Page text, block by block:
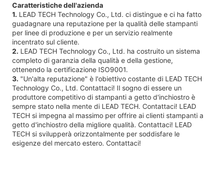
Caratteristiche dell'azienda
1. LEAD TECH Technology Co., Ltd. ci distingue e ci ha fatto
guadagnare una reputazione per la qualità delle stampanti
per linee di produzione e per un servizio realmente
incentrato sul cliente.
2. LEAD TECH Technology Co., Ltd. ha costruito un sistema
completo di garanzia della qualità e della gestione,
ottenendo la certificazione ISO9001.
3. "Un'alta reputazione" è l'obiettivo costante di LEAD TECH
Technology Co., Ltd. Contattaci! Il sogno di essere un
produttore competitivo di stampanti a getto d'inchiostro è
sempre stato nella mente di LEAD TECH. Contattaci! LEAD
TECH si impegna al massimo per offrire ai clienti stampanti a
getto d'inchiostro della migliore qualità. Contattaci! LEAD
TECH si svilupperà orizzontalmente per soddisfare le
esigenze del mercato estero. Contattaci!